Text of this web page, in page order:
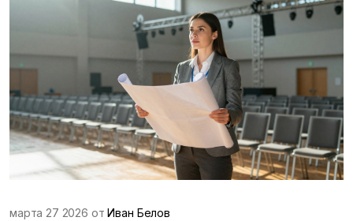
марта 27 2026 отИван Белов